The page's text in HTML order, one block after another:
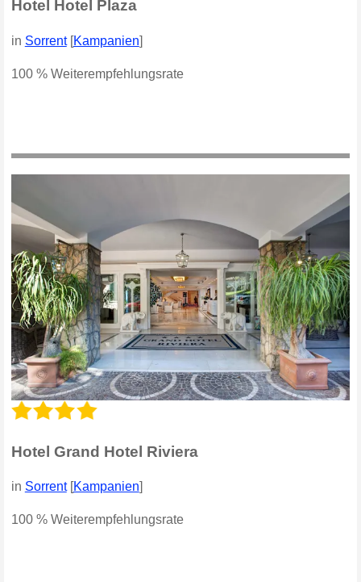
Hotel Hotel Plaza
in Sorrent[Kampanien]
100 % Weiterempfehlungsrate
Hotel Grand Hotel Riviera
in Sorrent[ Kampanien
100 % Weiterempfehlungsrate